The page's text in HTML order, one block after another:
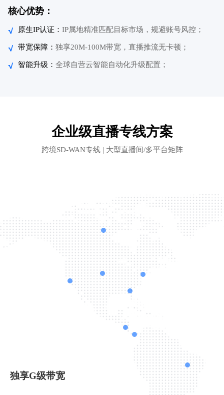
核心优势：
原生IP认证： IP属地精准匹配目标市场，规避账号风控；
带宽保障： 独享20M-100M带宽，直播推流无卡顿；
智能升级： 全球自营云智能自动化升级配置；
企业级直播专线方案
跨境SD-WAN专线 | 大型直播间/多平台矩阵
独享G级带宽